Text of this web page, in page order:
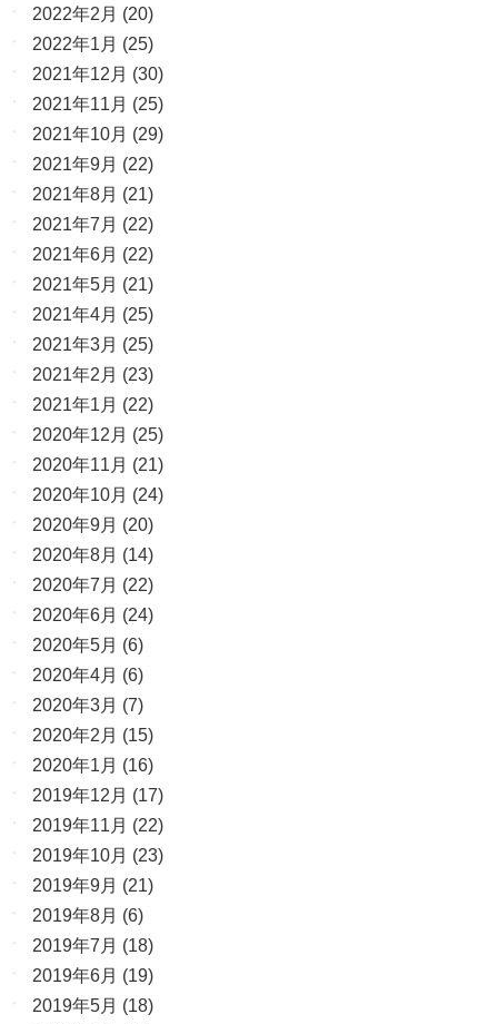
2022年2月 (20)
2022年1月 (25)
2021年12月 (30)
2021年11月 (25)
2021年10月 (29)
2021年9月 (22)
2021年8月 (21)
2021年7月 (22)
2021年6月 (22)
2021年5月 (21)
2021年4月 (25)
2021年3月 (25)
2021年2月 (23)
2021年1月 (22)
2020年12月 (25)
2020年11月 (21)
2020年10月 (24)
2020年9月 (20)
2020年8月 (14)
2020年7月 (22)
2020年6月 (24)
2020年5月 (6)
2020年4月 (6)
2020年3月 (7)
2020年2月 (15)
2020年1月 (16)
2019年12月 (17)
2019年11月 (22)
2019年10月 (23)
2019年9月 (21)
2019年8月 (6)
2019年7月 (18)
2019年6月 (19)
2019年5月 (18)